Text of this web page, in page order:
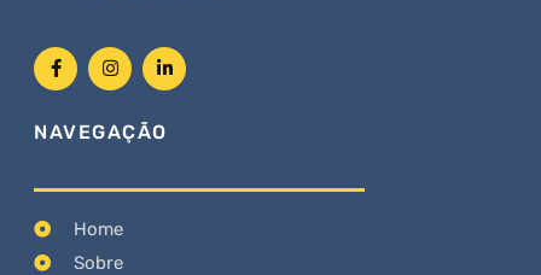
NAVEGAÇÃO
Home
Sobre